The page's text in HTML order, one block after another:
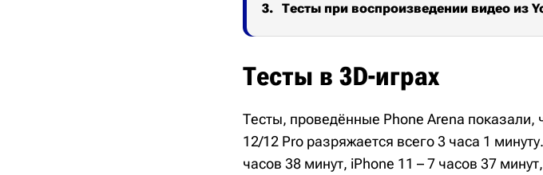
Тесты при воспроизведении видео из
Тесты в 3D-играх
Тесты, проведённые Phone Arena показали,
12/12 Pro разряжается всего 3 часа 1
часов 38 минут, iPhone 11 – 7 часов 37